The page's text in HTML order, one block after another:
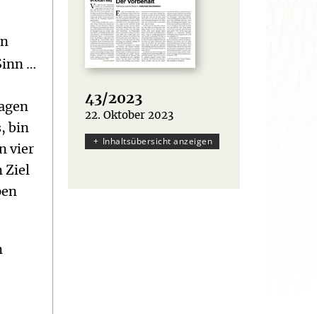
…
bin
vier
Ziel
43/2023
:
22. Oktober 2023
Inhaltsübersicht anzeigen